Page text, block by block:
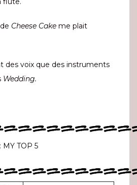
Cheese Cake me plait
des voix que des instruments
Wedding.
MY TOP 5